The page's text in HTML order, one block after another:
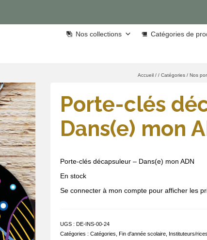
Nos collections Catégories de
Accueil / / Catégories / Nos
Porte-clés
Dans(e) mon
Porte-clés décapsuleur – Dans(e) mon ADN
En stock
Se connecter à mon compte pour afficher les
UGS : DE-INS-00-24
Catégories : Catégories Fin d'année scolaire, Instituteurs/rices